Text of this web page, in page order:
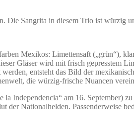
Die Sangrita in diesem Trio ist würzig
Mexikos: Limettensaft („grün“),
Gläser wird mit frisch gepresstem
entsteht das Bild der
die würzig-frische Nuancen
Independencia“ am 16. September)
Nationalhelden. Passenderweise